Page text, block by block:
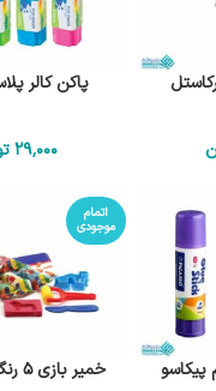
پاکن کالر
29٬000
اتمام
موجودی
خمیر بازی 5 رنگ آریا سطلی